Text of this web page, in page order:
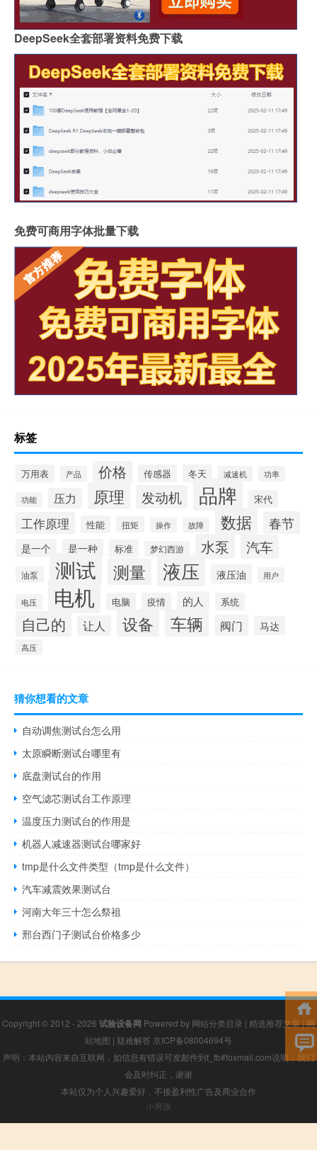
DeepSeek全套部署资料免费下载
免费可商用字体批量下载
标签
万用表 产品 价格 传感器 冬天 减速机 功率
功能 压力 原理 发动机 品牌 宋代
工作原理 性能 扭矩 操作 故障 数据 春节
是一个 是一种 标准 梦幻西游 水泵 汽车
油泵 测试 测量 液压 液压油 用户
电压 电机 电脑 疫情 的人 系统
自己的 让人 设备 车辆 阀门 马达
高压
猜你想看的文章
自动调焦测试台怎么用
太原瞬断测试台哪里有
底盘测试台的作用
空气滤芯测试台工作原理
温度压力测试台的作用是
机器人减速器测试台哪家好
tmp是什么文件类型（tmp是什么文件）
汽车减震效果测试台
河南大年三十怎么祭祖
邢台西门子测试台价格多少
Copyright © 2012 - 2026 试验设备网 Powered by 网站分类目录 | 精选推荐文章|网
站地图 | 疑难解答 京ICP备08004694号
声明：本站内容来自互联网，如信息有错误可发邮件到f_fb#foxmail.com说明，我们
会及时纠正，谢谢
本站仅为个人兴趣爱好，不接盈利性广告及商业合作
小男孩